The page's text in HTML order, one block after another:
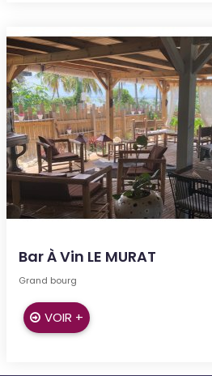
Bar À Vin LE MURAT
Grand bourg
VOIR +